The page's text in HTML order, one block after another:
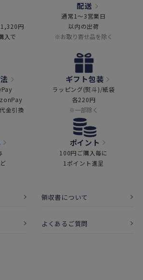
1,320円
入で
配送
通常1～3営業日
以内の出荷
※お取り寄せ品を除く
金引換
ギフト包装
ラッピング(熨斗)/紙袋
各220円
※一部除く
ポイント
100円ご購入毎に
1ポイント進呈
領収書について
よくあるご質問